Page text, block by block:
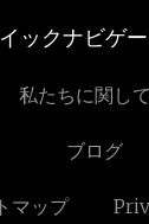
ックナビゲ
私たちに関し
ブログ
マップ